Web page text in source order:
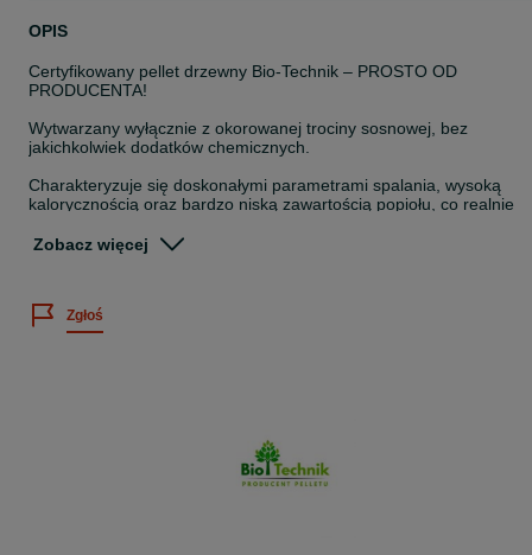
OPIS
Certyfikowany pellet drzewny Bio-Technik – PROSTO OD
PRODUCENTA!
Wytwarzany wyłącznie z okorowanej trociny sosnowej, bez
jakichkolwiek dodatków chemicznych.
Charakteryzuje się doskonałymi parametrami spalania, wysoką
kalorycznością oraz bardzo niską zawartością popiołu, co realnie
Nasz pellet w pełni odpowiada wszystkim normom jakościowym,
które od 2025 roku są wymagane przez Ministerstwo Klimatu i
Zobacz więcej
Zgłoś